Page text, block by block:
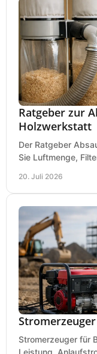
Ratgeber zur
Holzwerkstatt
Der Ratgeber
Sie Luftmenge,
20. Juli 2026
Stromerzeuger für
Leistung,